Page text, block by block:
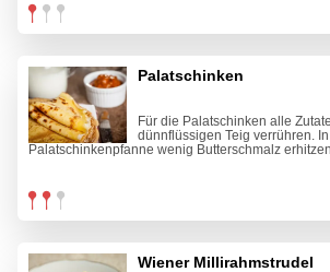
Palatschinken
Für die Palatschinken alle
dünnflüssigen Teig verrühren.
Palatschinkenpfanne wenig Butterschmalz
Wiener Millirahmstrudel